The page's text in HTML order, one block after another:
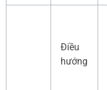
Điều
hướng